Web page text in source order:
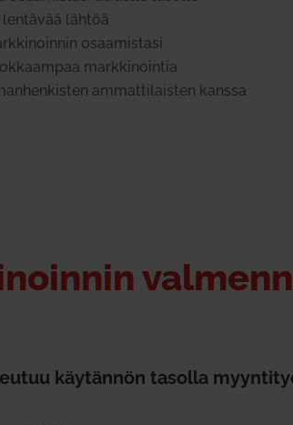
lähtöä
osaa­mistasi
mark­ki­nointia
ammat­ti­laisten kanssa
käy­tännön tasolla